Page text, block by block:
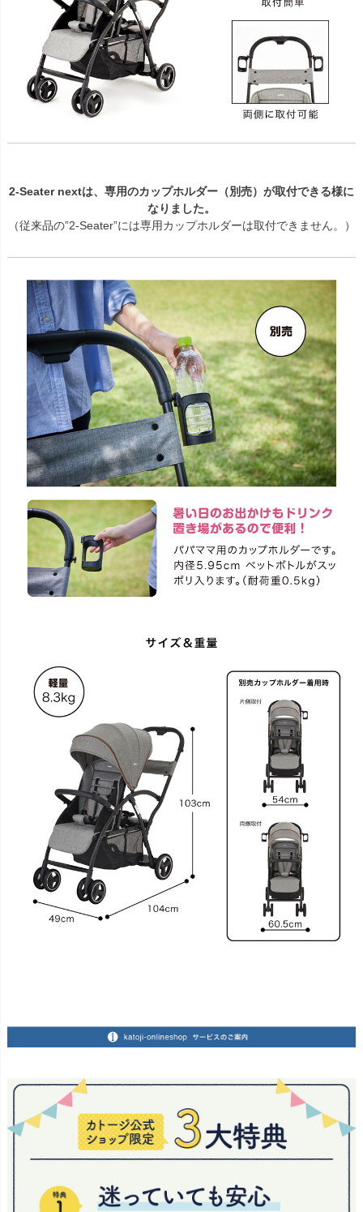
2-Seater nextは、専用のカップホルダー（別売）が取付できる様に
なりました。
（従来品の”2-Seater”には専用カップホルダーは取付できません。）